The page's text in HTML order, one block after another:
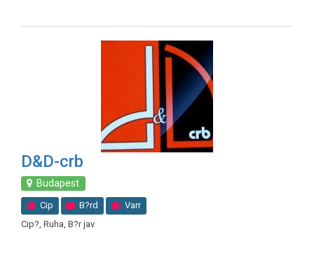
D&D-crb
Budapest
Cip B?rd
Varr
Cip?, Ruha, B?r jav